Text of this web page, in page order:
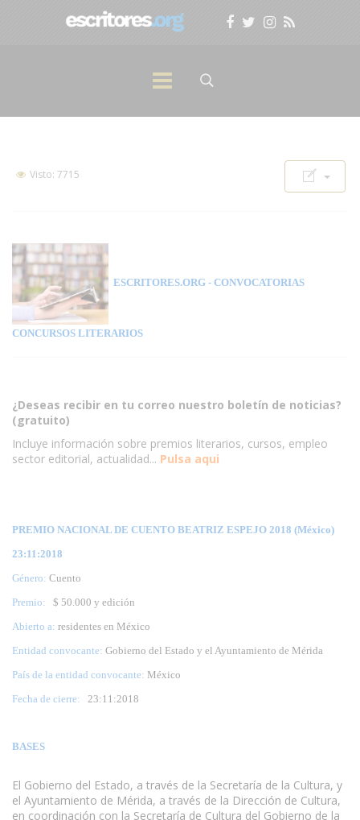
Visto: 7715
ESCRITORES.ORG - CONVOCATORIAS
CONCURSOS LITERARIOS
¿Deseas recibir en tu correo nuestro boletín de noticias?
(gratuito)
Incluye información sobre premios literarios, cursos, empleo
sector editorial, actualidad... Pulsa aqui
PREMIO NACIONAL DE CUENTO BEATRIZ ESPEJO 2018 (México)
23:11:2018
Género: Cuento
Premio:
$ 50.000 y edición
Abierto a: residentes en México
Entidad convocante: Gobierno del Estado y el Ayuntamiento de Mérida
País de la entidad convocante: México
Fecha de cierre: 23:11:2018
BASES
El Gobierno del Estado, a través de la Secretaría de la Cultura, y
el Ayuntamiento de Mérida, a través de la Dirección de Cultura,
en coordinación con la Secretaría de Cultura del Gobierno de la